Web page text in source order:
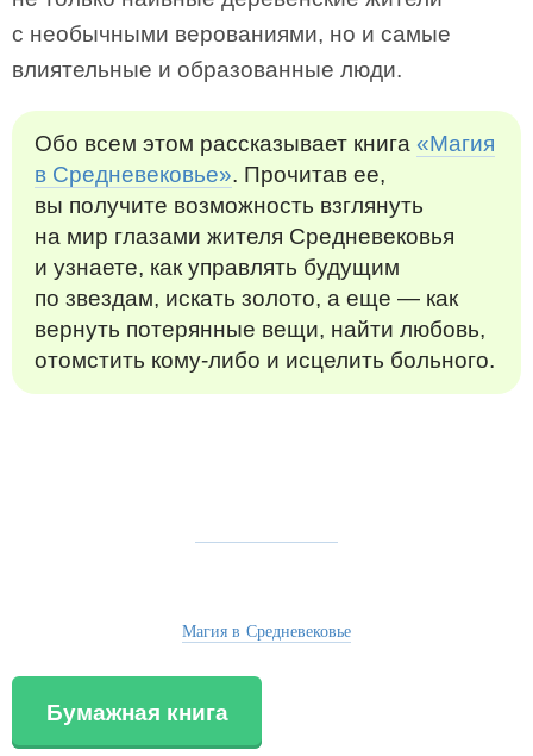
с необычными верованиями, но и самые
влиятельные и образованные люди.
Обо всем этом рассказывает книга «Магия
в Средневековье». Прочитав ее,
вы получите возможность взглянуть
на мир глазами жителя Средневековья
и узнаете, как управлять будущим
по звездам, искать золото, а еще — как
вернуть потерянные вещи, найти любовь,
отомстить кому-либо и исцелить больного.
Магия в Средневековье
Бумажная книга